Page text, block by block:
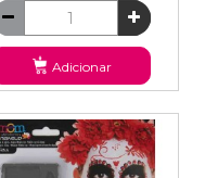
Adicionar